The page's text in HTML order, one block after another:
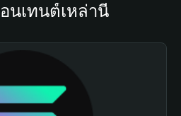
เทนต์เหล่านี้